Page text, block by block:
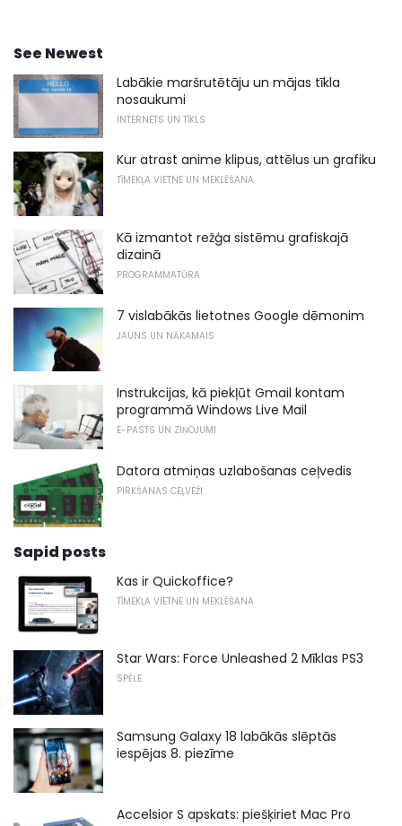
See Newest
Labākie maršrutētāju un mājas tīkla
nosaukumi
INTERNETS UN TĪKLS
Kur atrast anime klipus, attēlus un grafiku
TĪMEKĻA VIETNE UN MEKLĒŠANA
Kā izmantot režģa sistēmu grafiskajā
dizainā
PROGRAMMATŪRA
7 vislabākās lietotnes Google dēmonim
JAUNS UN NĀKAMAIS
Instrukcijas, kā piekļūt Gmail kontam
programmā Windows Live Mail
E-PASTS UN ZIŅOJUMI
Datora atmiņas uzlabošanas ceļvedis
PIRKŠANAS CEĻVEŽI
Sapid posts
Kas ir Quickoffice?
TĪMEKĻA VIETNE UN MEKLĒŠANA
Star Wars: Force Unleashed 2 Mīklas PS3
SPĒLE
Samsung Galaxy 18 labākās slēptās
iespējas 8. piezīme
Accelsior S apskats: piešķiriet Mac Pro